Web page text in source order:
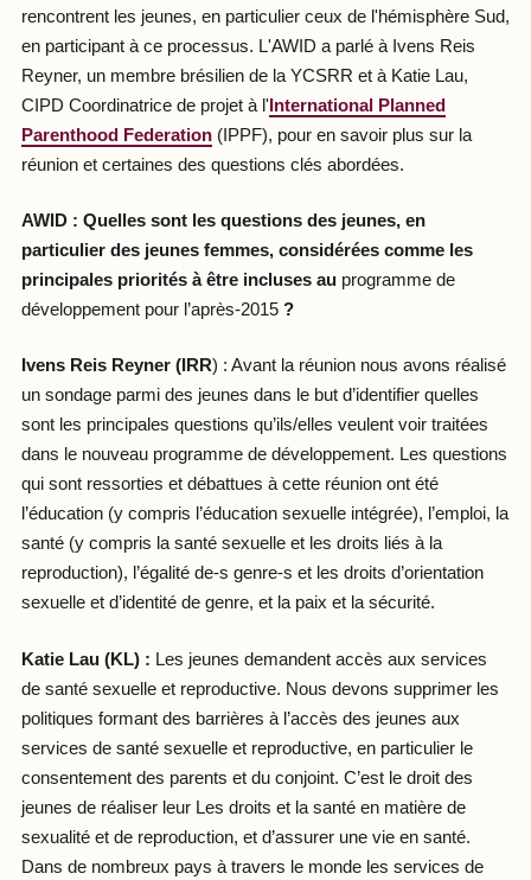
rencontrent les jeunes, en particulier ceux de l'hémisphère Sud,
en participant à ce processus. L'AWID a parlé à Ivens Reis
Reyner, un membre brésilien de la YCSRR et à Katie Lau,
CIPD Coordinatrice de projet à l' International Planned
Parenthood Federation(IPPF), pour en savoir plus sur la
réunion et certaines des questions clés abordées.
AWID : Quelles sont les questions des jeunes, en
particulier des jeunes femmes, considérées comme les
principales priorités à être incluses au programme de
développement pour l’après-2015 ?
Ivens Reis Reyner (IRR) : Avant la réunion nous avons réalisé
un sondage parmi des jeunes dans le but d’identifier quelles
sont les principales questions qu’ils/elles veulent voir traitées
dans le nouveau programme de développement. Les questions
qui sont ressorties et débattues à cette réunion ont été
l’éducation (y compris l’éducation sexuelle intégrée), l’emploi, la
santé (y compris la santé sexuelle et les droits liés à la
reproduction), l’égalité de-s genre-s et les droits d’orientation
sexuelle et d’identité de genre, et la paix et la sécurité.
Katie Lau (KL) : Les jeunes demandent accès aux services
de santé sexuelle et reproductive. Nous devons supprimer les
politiques formant des barrières à l’accès des jeunes aux
services de santé sexuelle et reproductive, en particulier le
consentement des parents et du conjoint. C’est le droit des
jeunes de réaliser leur Les droits et la santé en matière de
sexualité et de reproduction, et d’assurer une vie en santé.
Dans de nombreux pays à travers le monde les services de